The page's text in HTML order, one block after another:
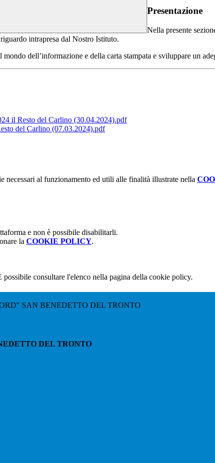
Presentazione
Nella presente
intrapresa dal Nostro Istituto.
dell’informazione e della carta stampata e sviluppare un
il Resto del Carlino (30.04.2024).pdf
del Carlino (07.03.2024).pdf
al funzionamento ed utili alle finalità illustrate nella
e non è possibile disabilitarli.
la COOKIE POLICY.
consultare l'elenco nella pagina della cookie policy.
SAN BENEDETTO DEL TRONTO
DEL TRONTO